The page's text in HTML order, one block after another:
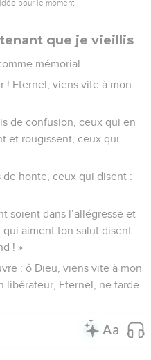
pour le moment.
que je vieillis
mémorial.
! Eternel, viens vite à mon
de confusion, ceux qui en
et rougissent, ceux qui
de honte, ceux qui disent :
soient dans l’allégresse et
aiment ton salut disent
! »
: ô Dieu, viens vite à mon
libérateur, Eternel, ne tarde